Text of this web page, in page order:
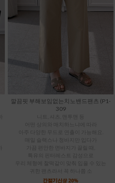
깔끔핏 부해보임없는치노밴드팬츠 (P1-
309
니트, 셔츠, 맨투맨 등
어떤 상의와 매치하느냐에 따라
아주 다양한 무드로 연출이 가능해요.
매일 슬랙스나 청바지만 입다가
가끔 편안한 면바지가 끌릴 때,
특유의 핀터레스트 감성으로
우리 체형에 찰떡같이 맞춰 입을 수 있는
귀한 팬츠라서 꼭 하나쯤 소